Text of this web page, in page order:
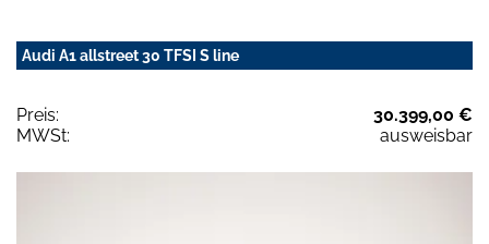
Audi A1 allstreet 30 TFSI S line
Preis:
30.399,00 €
MWSt:
ausweisbar